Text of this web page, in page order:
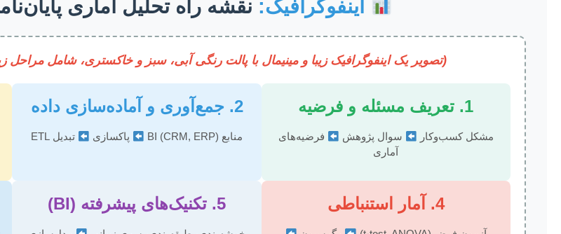
اینفوگرافیک: نقشه راه تحلیل آماری
(تصویر یک اینفوگرافیک زیبا و مینیمال با پالت رنگی آبی، سبز و خاکستری، شامل مراحل
1. تعریف مسئله و فرضیه
مشکل کسب‌وکار سوال پژوهش
فرضیه‌های
آماری
2. جمع‌آوری و آماده‌سازی داده
منابع BI (CRM, ERP) پاکسازی تبدیل ETL
4. آمار استنباطی 5. تکنیک‌های پیشرفته (BI)